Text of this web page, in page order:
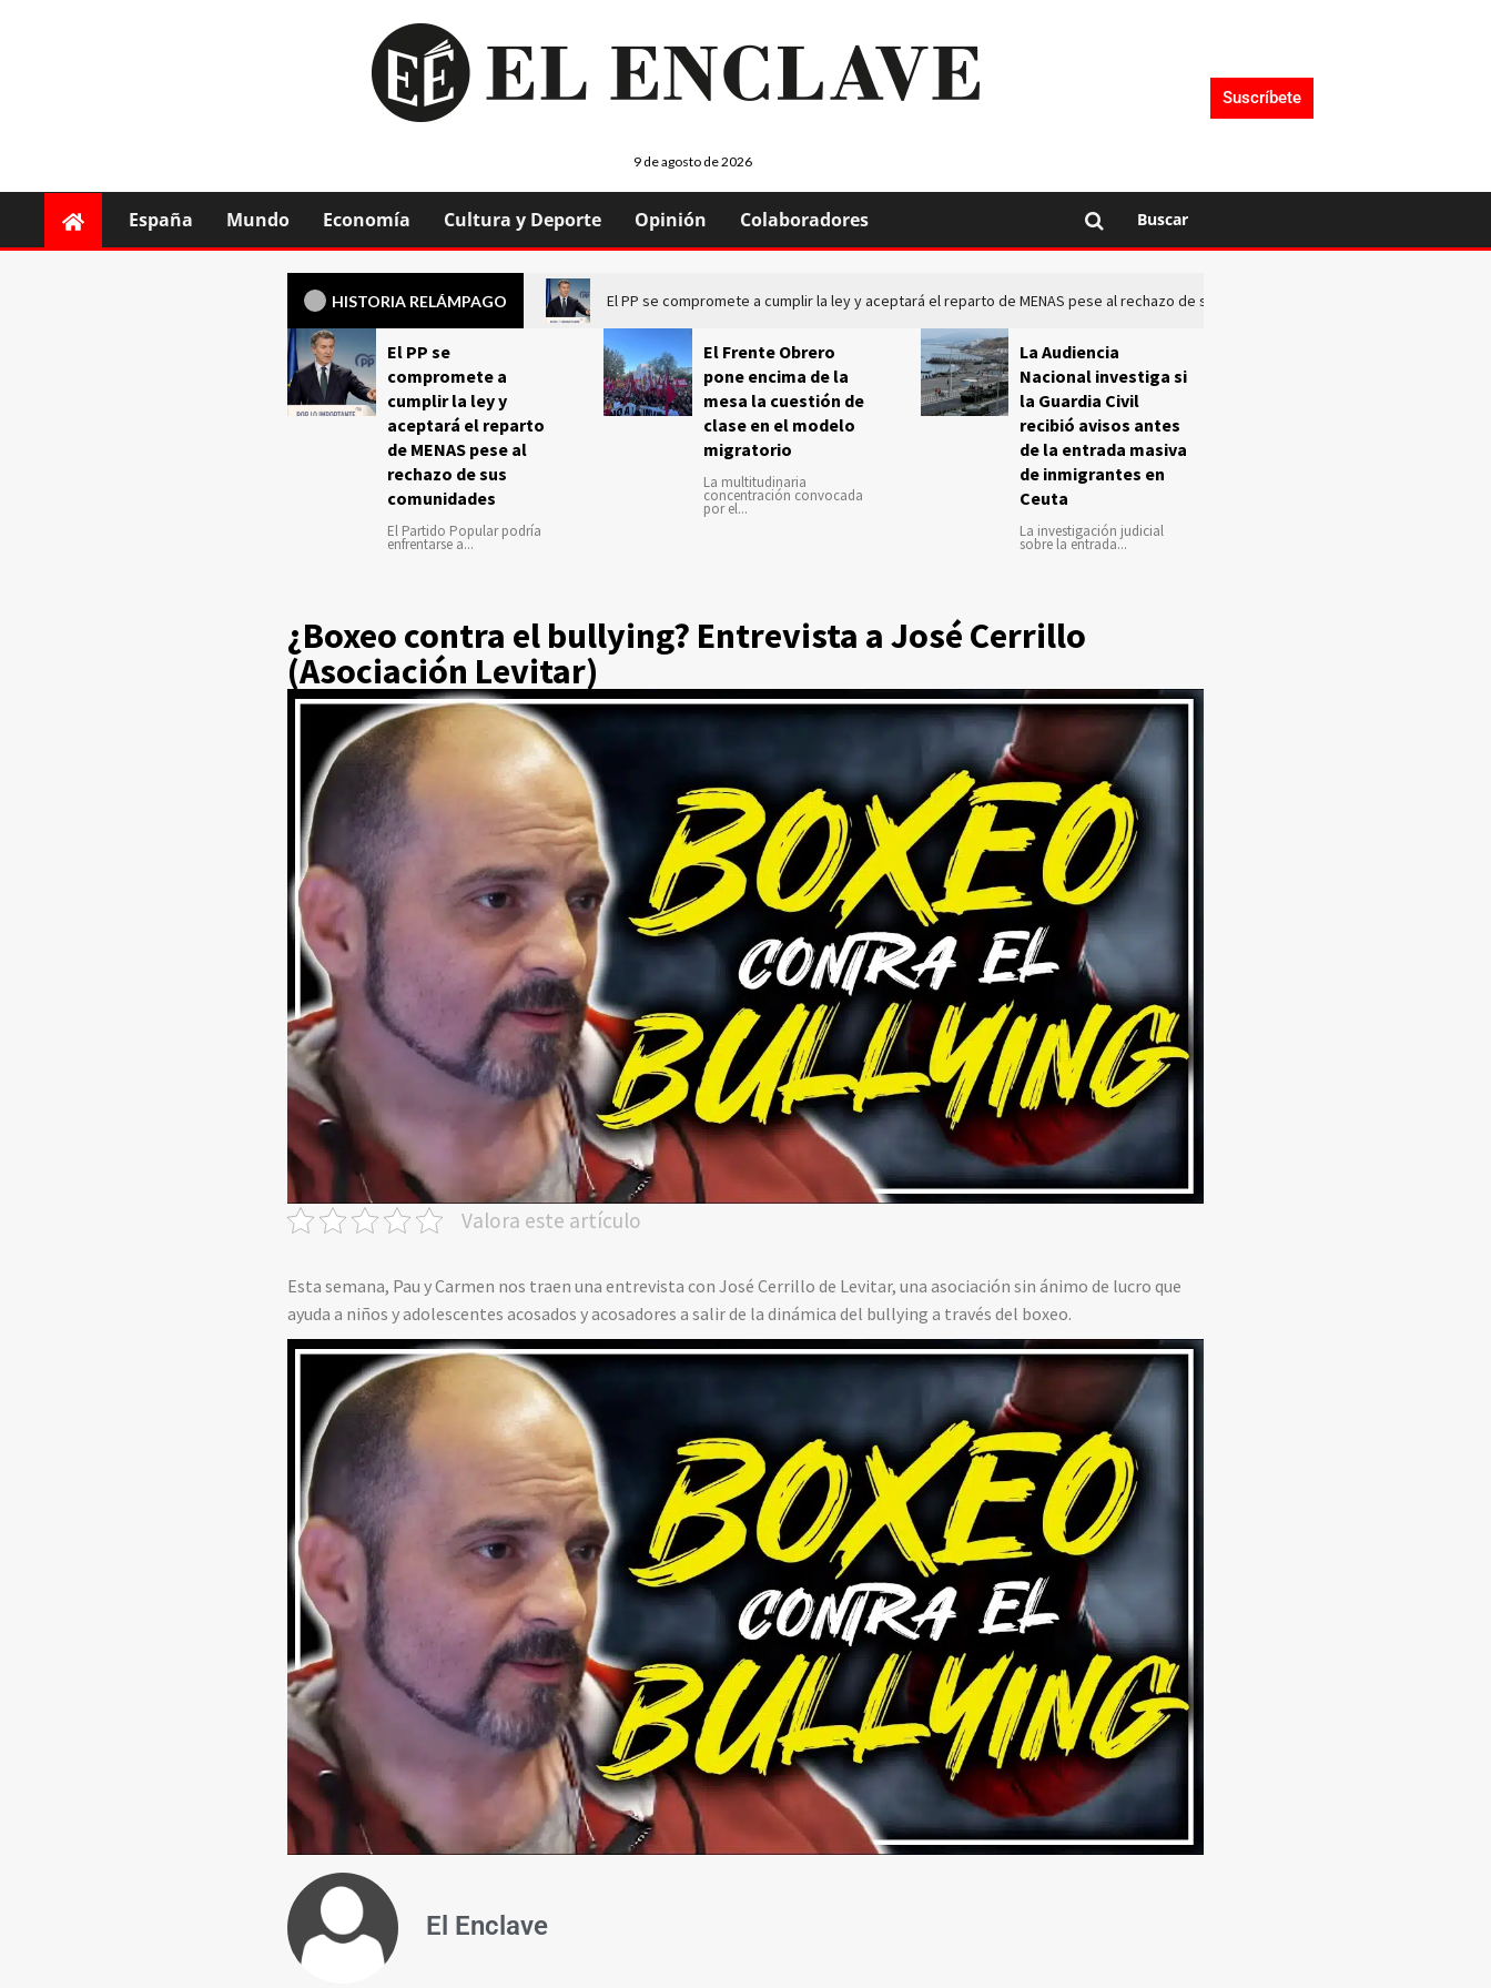
9 de agosto de 2026
Suscríbete
España Mundo Economía Cultura y Deporte Opinión Colaboradores Buscar
HISTORIA RELÁMPAGO El PP se compromete a cumplir la ley y aceptará el reparto de MENAS pese al rechazo de sus comunidades
El PP se
compromete a
cumplir la ley y
aceptará el reparto
de MENAS pese al
rechazo de sus
comunidades
El Partido Popular podría
enfrentarse a...
El Frente Obrero
pone encima de la
mesa la cuestión de
clase en el modelo
migratorio
La multitudinaria
concentración convocada
por el...
La Audiencia
Nacional investiga si
la Guardia Civil
recibió avisos antes
de la entrada masiva
de inmigrantes en
Ceuta
La investigación judicial
sobre la entrada...
¿Boxeo contra el bullying? Entrevista a José Cerrillo
(Asociación Levitar)
Valora este artículo
Esta semana, Pau y Carmen nos traen una entrevista con José Cerrillo de Levitar, una asociación sin ánimo de lucro que
ayuda a niños y adolescentes acosados y acosadores a salir de la dinámica del bullying a través del boxeo.
El Enclave